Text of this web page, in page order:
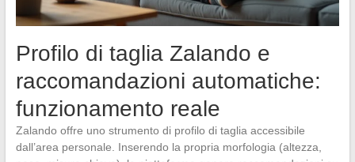
Profilo di taglia Zalando e
raccomandazioni automatiche:
funzionamento reale
Zalando offre uno strumento di profilo di taglia accessibile
dall’area personale. Inserendo la propria morfologia (altezza,